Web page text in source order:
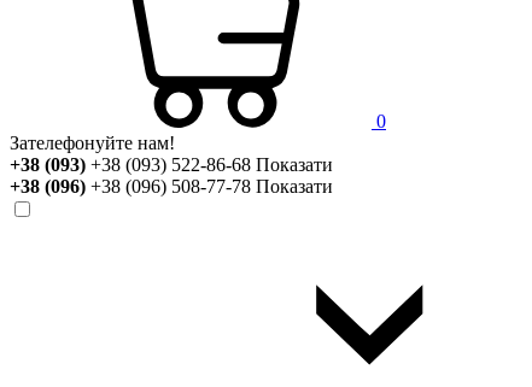
0
Зателефонуйте нам!
+38 (093) +38 (093) 522-86-68 Показати
+38 (096) +38 (096) 508-77-78 Показати